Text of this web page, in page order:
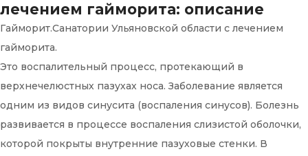
лечением гайморита: описание
Гайморит.Санатории Ульяновской области с лечением
гайморита.
Это воспалительный процесс, протекающий в
верхнечелюстных пазухах носа. Заболевание является
одним из видов синусита (воспаления синусов). Болезнь
развивается в процессе воспаления слизистой оболочки,
которой покрыты внутренние пазуховые стенки. В